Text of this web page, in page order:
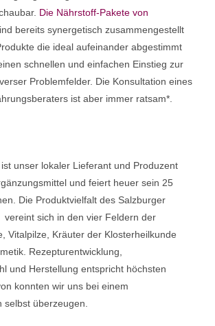
Die Nährstoff-Pakete von
bereits synergetisch zusammengestellt
die ideal aufeinander abgestimmt
schnellen und einfachen Einstieg zur
Problemfelder. Die Konsultation eines
ist aber immer ratsam*.
unser lokaler Lieferant und Produzent
und feiert heuer sein 25
Die Produktvielfalt des Salzburger
vereint sich in den vier Feldern der
Vitalpilze, Kräuter der Klosterheilkunde
Rezepturentwicklung,
und Herstellung entspricht höchsten
konnten wir uns bei einem
selbst überzeugen.